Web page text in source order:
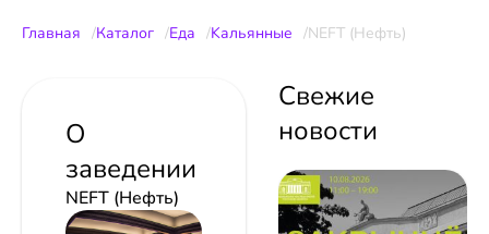
Главная Каталог Еда Kальянные NEFT (Нефть)
О
заведении
NEFT (Нефть)
Свежие
новости